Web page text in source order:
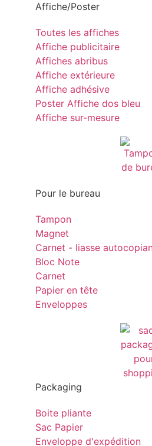
Affiche/Poster
Toutes les affiches
Affiche publicitaire
Affiches abribus
Affiche extérieure
Affiche adhésive
Poster Affiche dos bleu
Affiche sur-mesure
Pour le bureau
Tampon
Magnet
Carnet - liasse
Bloc Note
Carnet
Papier en tête
Enveloppes
Packaging
Boite pliante
Sac Papier
Enveloppe d'expédition